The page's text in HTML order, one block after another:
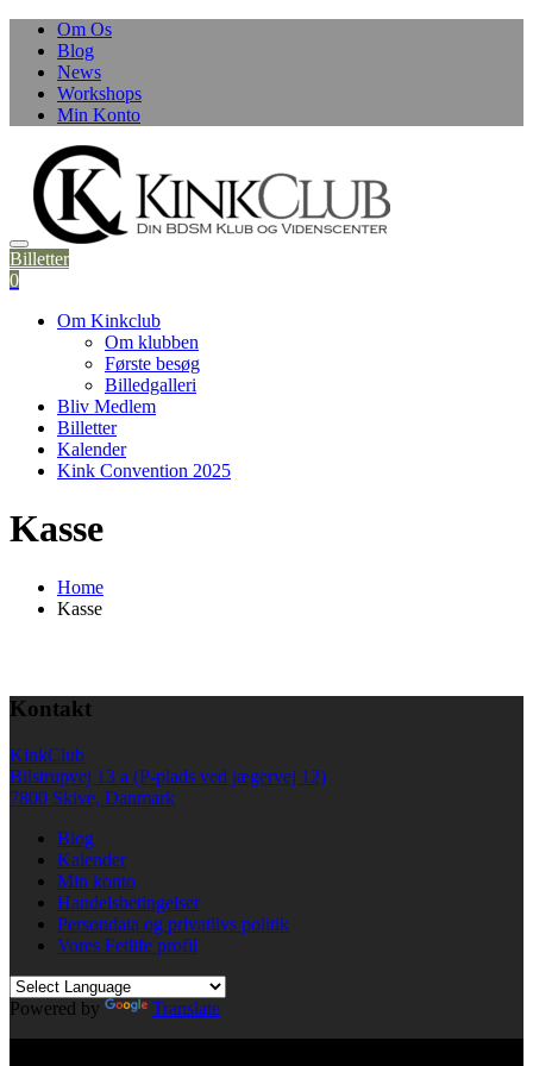
Om Os
Blog
News
Workshops
Min Konto
Billetter
0
Om Kinkclub
Om klubben
Første besøg
Billedgalleri
Bliv Medlem
Billetter
Kalender
Kink Convention 2025
Kasse
Home
Kasse
Kontakt
KinkClub
Bilstrupvej 13 a (P-plads ved jægervej 12)
7800 Skive, Danmark
Blog
Kalender
Min konto
Handelsbetingelser
Persondata og privatlivs politik
Vores Fetlife profil
Powered by
Translate